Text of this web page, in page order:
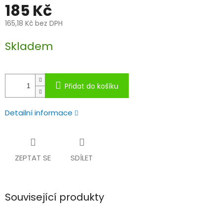
185 Kč
165,18 Kč bez DPH
cena:
Skladem
Přidat do košíku
Detailní informace
ZEPTAT SE SDÍLET
Související produkty